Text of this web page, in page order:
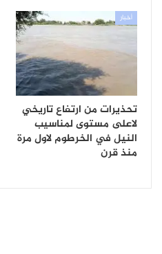
أخبار
تحذيرات من ارتفاع تاريخي
لاعلى مستوى لمناسيب
النيل في الخرطوم لاول مرة
منذ قرن